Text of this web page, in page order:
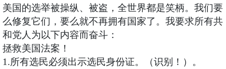
美国的选举被操纵、被盗，全世界都是笑柄。我们要
么修复它们，要么就不再拥有国家了。我要求所有共
和党人为以下内容而奋斗：
拯救美国法案！
1.所有选民必须出示选民身份证。（识别！）。